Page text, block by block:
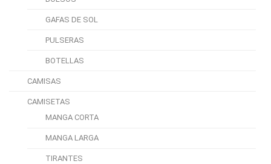
GAFAS DE SOL
PULSERAS
BOTELLAS
CAMISAS
CAMISETAS
MANGA CORTA
MANGA LARGA
TIRANTES